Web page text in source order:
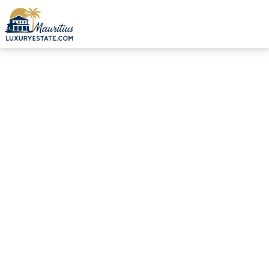
Vente Villa Grand Baie 1 200 000 € | MZIMC1022